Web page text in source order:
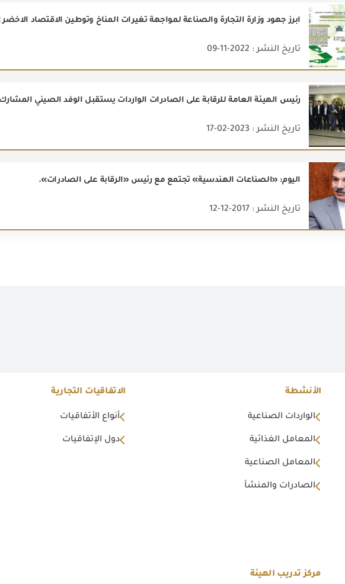
ابرز جهود وزارة التجارة والصناعة لمواجهة تغيرات المناخ وتوطين الاقتصاد الاخضر COP 27/2022
تاريخ النشر : 2022-11-09
تاريخ النشر : 2023-02-17
اليوم: «الصناعات الهندسية» تجتمع مع رئيس «الرقابة على الصادرات».
تاريخ النشر : 2017-12-12
الأنشطة
الواردات الصناعية
المعامل الغذائية
المعامل الصناعية
الصادرات والمنشأ
الاتفاقيات التجارية
أنواع الأتفاقيات
دول الإتفاقيات
مركز تدريب الهيئة